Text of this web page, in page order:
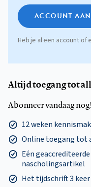
ACCOUNT
Heb je al een account of
Altijd toegang tot
Abonneer vandaag nog!
12 weken
Online toegang tot
Eén
nascholingsartikel
Het tijdschrift 3 keer